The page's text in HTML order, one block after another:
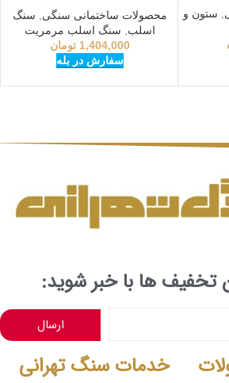
ستون و
محصولات ساختمانی سنگی
سنگ
اسلب
سنگ اسلب مرمریت
1,404,000 تومان
سفارش در بله
تخفیف ها با خبر شوید:
ارسال
خدمات سنگ تهرانی